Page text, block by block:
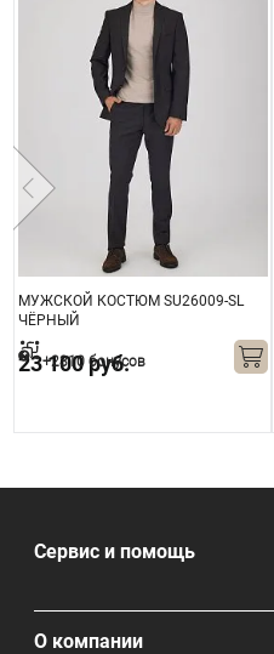
МУЖСКОЙ КОСТЮМ SU26009-SL
ЧЁРНЫЙ
23 100 руб.
+2310 бонусов
Сервис и помощь
О компании